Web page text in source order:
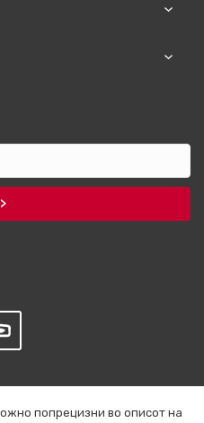
попрецизни во описот на